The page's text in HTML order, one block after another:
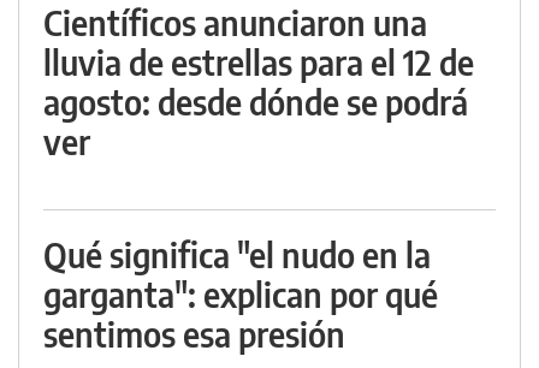
Científicos anunciaron una
lluvia de estrellas para el 12 de
agosto: desde dónde se podrá
ver
Qué significa "el nudo en la
garganta": explican por qué
sentimos esa presión